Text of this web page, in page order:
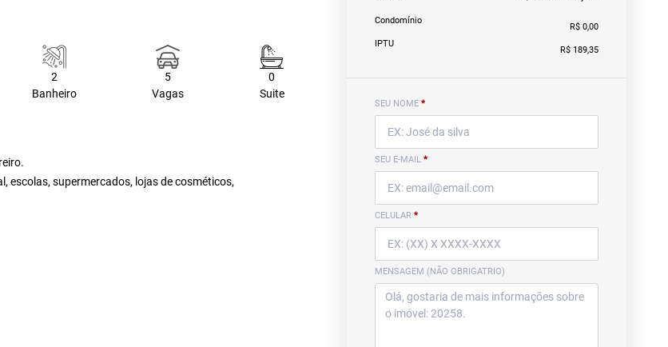
2
Banheiro
5
Vagas
0
Suite
escolas, supermercados, lojas de cosméticos,
Condomínio
R$ 0,00
IPTU
R$ 189,35
SEU NOME *
SEU E-MAIL *
CELULAR *
MENSAGEM (NÃO OBRIGATRIO)